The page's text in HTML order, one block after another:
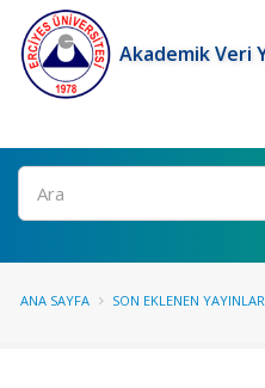
Akademik Veri
Ara
ANA SAYFA SON EKLENEN YAYINLAR